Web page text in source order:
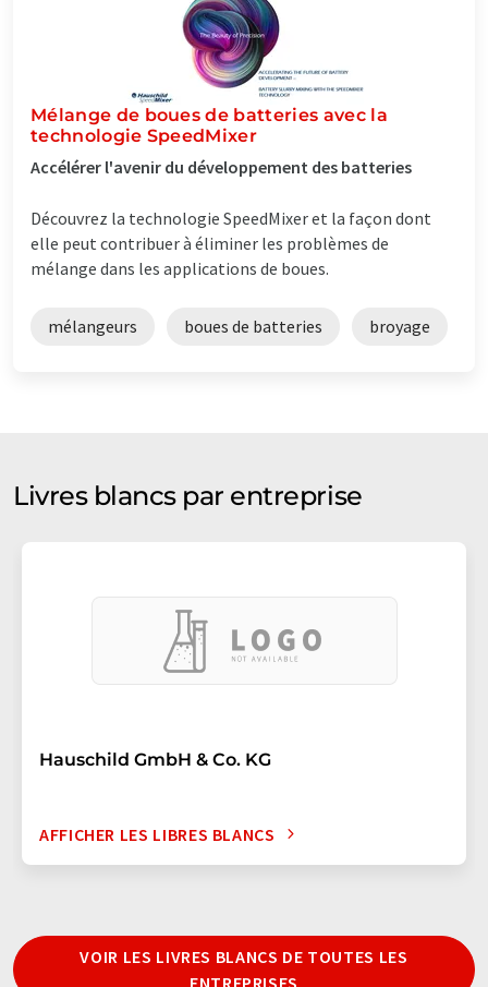
Mélange de boues de batteries avec la
technologie SpeedMixer
Accélérer l'avenir du développement des batteries
Découvrez la technologie SpeedMixer et la façon dont
elle peut contribuer à éliminer les problèmes de
mélange dans les applications de boues.
mélangeurs boues de batteries broyage
Livres blancs par entreprise
Hauschild GmbH & Co. KG
AFFICHER LES LIBRES BLANCS
VOIR LES LIVRES BLANCS DE TOUTES LES
ENTREPRISES